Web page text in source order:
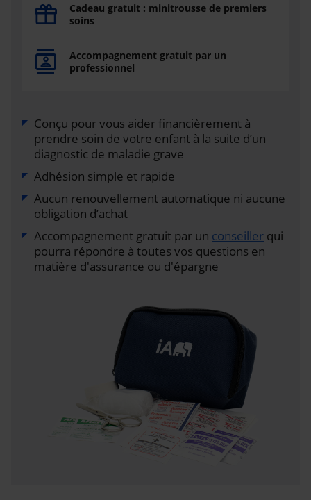
Cadeau gratuit : minitrousse de premiers
soins
Accompagnement gratuit par un
professionnel
Conçu pour vous aider financièrement à
prendre soin de votre enfant à la suite d’un
diagnostic de maladie grave
Adhésion simple et rapide
Aucun renouvellement automatique ni aucune
obligation d’achat
Accompagnement gratuit par un conseiller qui
pourra répondre à toutes vos questions en
matière d'assurance ou d'épargne